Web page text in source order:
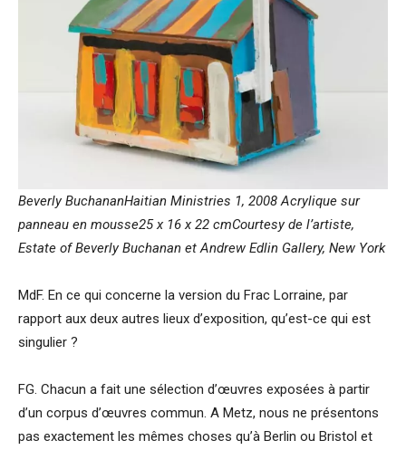
Beverly BuchananHaitian Ministries 1, 2008 Acrylique sur
panneau en mousse25 x 16 x 22 cmCourtesy de l’artiste,
Estate of Beverly Buchanan et Andrew Edlin Gallery, New York
MdF. En ce qui concerne la version du Frac Lorraine, par
rapport aux deux autres lieux d’exposition, qu’est-ce qui est
singulier ?
FG. Chacun a fait une sélection d’œuvres exposées à partir
d’un corpus d’œuvres commun. A Metz, nous ne présentons
pas exactement les mêmes choses qu’à Berlin ou Bristol et